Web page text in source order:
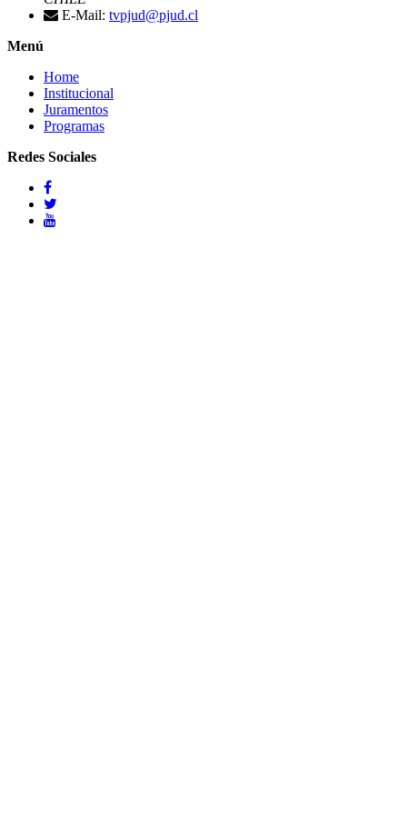
E-Mail: tvpjud@pjud.cl
Menú
Home
Institucional
Juramentos
Programas
Redes Sociales